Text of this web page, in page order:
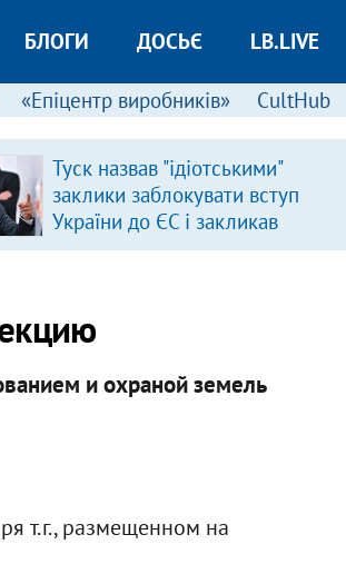
БЛОГИ ДОСЬЄ LB.LIVE
«Епіцентр виробників» CultHub
Туск назвав "ідіотськими"
заклики заблокувати вступ
України до ЄС і закликав
припинити антиукраїнську
и охраной земель
т.г., размещенном на